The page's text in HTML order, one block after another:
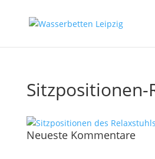
Sitzpositionen-
Neueste Kommentare